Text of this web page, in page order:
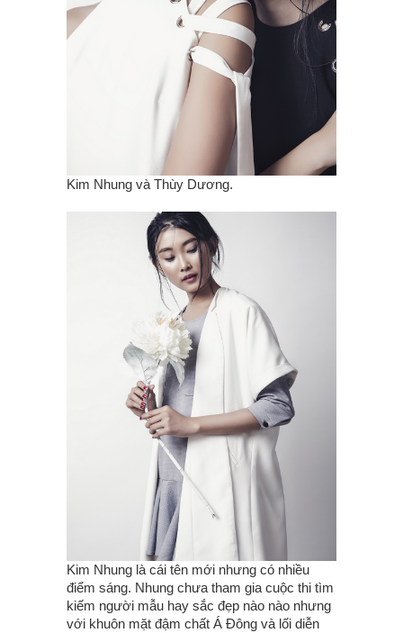
Kim Nhung và Thùy Dương.
Kim Nhung là cái tên mới nhưng có nhiều
điểm sáng. Nhung chưa tham gia cuộc thi tìm
kiếm người mẫu hay sắc đẹp nào nào nhưng
với khuôn mặt đậm chất Á Đông và lối diễn